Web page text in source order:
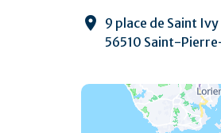
9 place de Saint
56510 Saint-